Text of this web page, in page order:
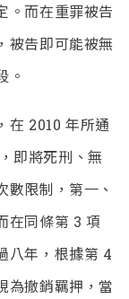
。而在重罪被告
被告即可能被無
。
在 2010 年所通
即將死刑、無
限制，第一、
在同條第 3 項
八年，根據第 4
為撤銷羈押，當